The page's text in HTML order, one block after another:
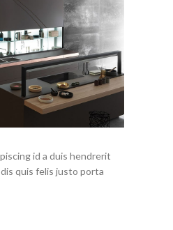
id a duis hendrerit
quis felis justo porta